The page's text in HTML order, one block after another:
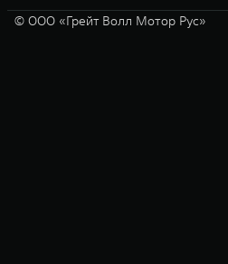
© ООО «Грейт Волл Мотор Рус»